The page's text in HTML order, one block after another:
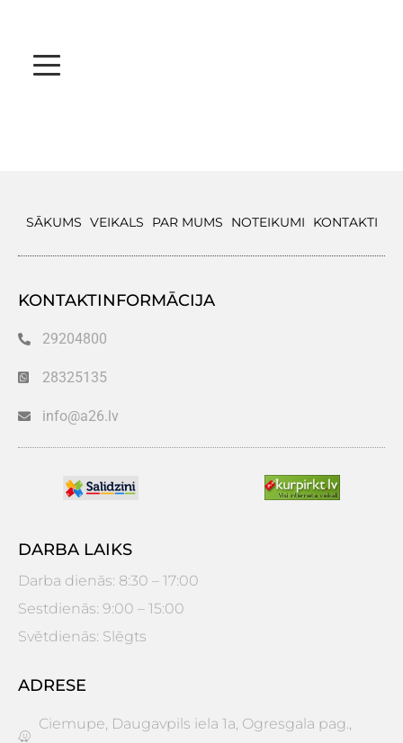
SĀKUMS VEIKALS PAR MUMS NOTEIKUMI KONTAKTI
KONTAKTINFORMĀCIJA
29204800
28325135
info@a26.lv
DARBA LAIKS
Darba dienās: 8:30 – 17:00
Sestdienās: 9:00 – 15:00
Svētdienās: Slēgts
ADRESE
Ciemupe, Daugavpils iela 1a, Ogresgala pag.,